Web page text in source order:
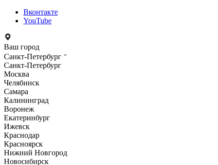
Вконтакте
YouTube
Ваш город
Санкт-Петербург
Санкт-Петербург
Москва
Челябинск
Самара
Калининград
Воронеж
Екатеринбург
Ижевск
Краснодар
Красноярск
Нижний Новгород
Новосибирск